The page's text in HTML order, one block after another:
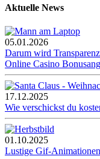
Aktuelle News
05.01.2026
Darum wird
Online Casino
17.12.2025
Wie verschickst du
01.10.2025
Lustige Gif-